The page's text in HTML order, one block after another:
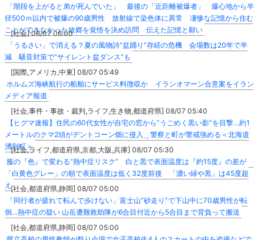
「階段を上がると弟が死んでいた」 最後の「近距離被爆者」 爆心地から半
径500ｍ以内で被爆の90歳男性 放射線で染色体に異常 凄惨な記憶から住む
ことができなかった故郷を覚悟を決め訪問 伝えた記憶と願い
[社会] 08/07 06:00
「うるさい」で消える？夏の風物詩“盆踊り”存続の危機 会場数は20年で半
減 騒音対策で“サイレント盆ダンス”も
[国際,アメリカ,中東] 08/07 05:49
ホルムズ海峡航行の船舶にサービス料徴収か イランオマーン合意案をイラン
メディア報道
[社会,事件・事故・裁判,ライフ,生き物,都道府県] 08/07 05:40
【ヒグマ速報】住民の60代女性が自宅の窓から”うごめく黒い影”を目撃…約1
メートルのクマ2頭がデントコーン畑に侵入＿警察と町が警戒強める＜北海道
湧別町＞
[社会,ライフ,都道府県,京都,大阪,兵庫] 08/07 05:30
服の『色』で変わる“熱中症リスク” 白と黒で表面温度は『約15度』の差が
「白黄色グレー」の順で表面温度は低く32度前後 「濃い緑や黒」は45度超
え[社会,都道府県,静岡] 08/07 05:00
「同行者が疲れて転んで歩けない」富士山“砂走り”で下山中に70歳男性が転
倒…熱中症の疑い 山岳遭難救助隊が6合目付近から5合目まで背負って搬送
[社会,都道府県,静岡] 08/07 05:00